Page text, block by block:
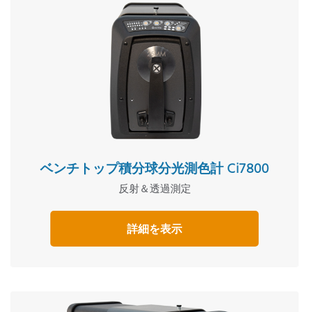
ベンチトップ積分球分光測色計 Ci7800
反射＆透過測定
詳細を表示